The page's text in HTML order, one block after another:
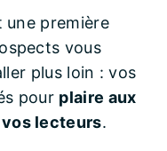
première
vous
plus loin : vos
pour plaire aux
vos lecteurs.